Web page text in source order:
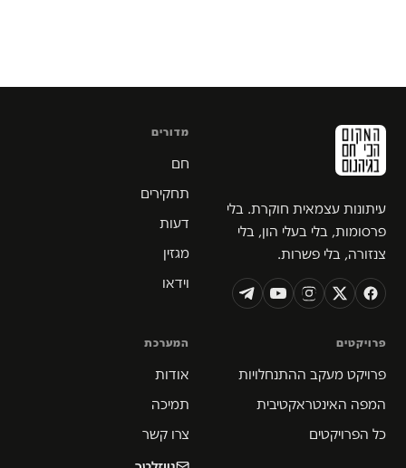
עיתונות עצמאית חוקרת. בלי
פרסומות, בלי בעלי הון, בלי
צנזורה, בלי פשרות.
מדורים
חם
תחקירים
דעות
מגזין
וידאו
פרויקטים
פרויקט מעקב ההתנחלויות
המפה האינטראקטיבית
כל הפרויקטים
המערכת
אודות
תמיכה
צרו קשר